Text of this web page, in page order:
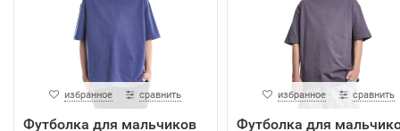
избранное сравнить
Футболка для мальчиков
избранное сравнить
Футболка для